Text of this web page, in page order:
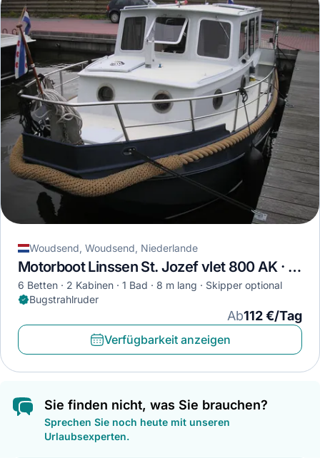
Woudsend, Woudsend, Niederlande
Motorboot Linssen St. Jozef vlet 800 AK · 1985
6 Betten 2 Kabinen 1 Bad 8 m lang
Skipper optional
Bugstrahlruder
Ab112 €/Tag
Verfügbarkeit anzeigen
Sie finden nicht, was Sie brauchen?
Sprechen Sie noch heute mit unseren
Urlaubsexperten.